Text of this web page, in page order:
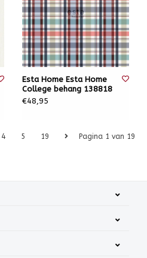
Esta Home Esta Home
College behang 138818
€48,95
Pagina 1 van 19
4 5 19